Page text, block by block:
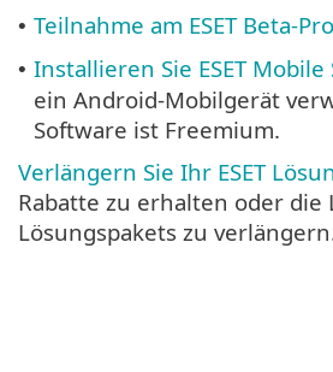
• Teilnahme am ESET Beta-
• Installieren Sie ESET
ein Android-Mobilgerät
Software ist Freemium.
Verlängern Sie Ihr ESET
Rabatte zu erhalten oder die
Lösungspakets zu